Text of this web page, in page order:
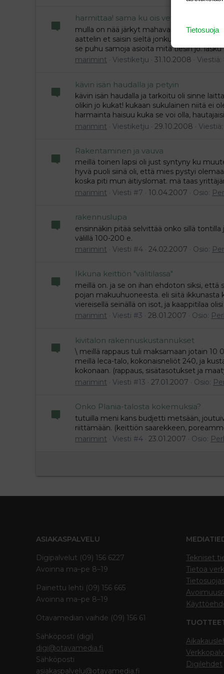
harmittaa! sama ku ois vetäny 70 egee
mulla on nää järkyt mahavaivat, kirjotin
aattelin et saisin sieltä jonkun ratkaisun,
se puhu samoja asioita mitä tiesin jo.
marimint
Viestiketju 31.10.2008 Viestiä:
kävin isän haudalla ja petyin
kävin isän haudalla ja tarkoitu oli sinne
olikin jo kukat! kukaan sukulainen niitä ei
harmainta haisuu kuka se voi olla,
marimint
Viestiketju 29.10.2008
Rakentaminen ja vauva
meillä toinen lapsi oli just syntyny ku
hyvä puoli siinä oli, että mies pystyi
koska piti mun äitiyslomat. mä taas
marimint
Viesti #7 10.04.2007 Osio:
rakennuslupa
ensinnäkin pitää selvittää onko sillä
välillä 100-200 e.
marimint
Viesti #4 24.02.2007 Osio:
Ikkuna keittiön "välitilassa"
meillä on. ja se on ihan ehdoton siksi,
pojan makuuhuoneesta. eli siitä ikkunasta
viereisellä seinällä on isot, ja kaappitilaa
marimint
Viesti #3 28.01.2007 Osio:
kivitalon rakennuskustannukset
\ meillä rappaus tuli maksamaan jotain
meillä leca-talo, kokonaisneliöt 240, ja
kokonaan. (rappaus, sisätasotukset ja
marimint
Viesti #13 27.01.2007 Osio:
Onko Plania-talosta kokemuksia?
tutuilla meni kans budjetti metsään,
riittämään. (keittiön saarekkeen,
marimint
Viesti #4 23.01.2007 Osio:
ASIAKASPALVELU
Digipalvelut (09) 156 6227
Avoinna ma–pe 8–19
Painettu lehti (09) 156 665
Avoinna ma–pe 8–19
Otavamedian vaihde (09) 156 61
Sähköposti (digi)
digi@otavamedia.fi
Sähköposti
asiakaspalvelu@otavamedia.fi
Tekniset
Tietoa
Digilehdet
Tietosuoja